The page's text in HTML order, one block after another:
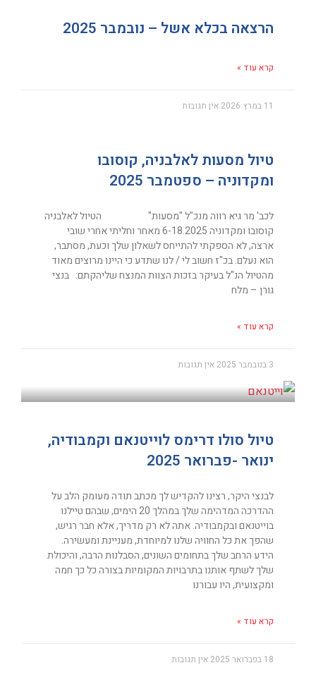
הרצאה בכלא אשל – נובמבר 2025
קרא עוד »
11 במרץ 2026 אין תגובות
טיול מסעות לאלבניה, קוסובו
ומקדוניה – ספטמבר 2025
לכב' מר גיא רווה מנכ"ל "מסעות" הטיול לאלבניה
קוסובו ומקדוניה 6-18.2025 מאחר וחליתי אחרי שובי
ארצה, לא הספקתי להתייחס לשאלון שלך וכעת, מסתבר,
הוא נעלם. בכ"ז חשוב לי / לנו שתדע כי היינו מרוצים מאוד
מהטיול הנ"ל בעיקר בזכות הצוות המנצח שליהקתם: בנצי
גורן – מלח
קרא עוד »
3 בנובמבר 2025 אין תגובות
טיול סולו דרימס לוייטנאם וקמבודיה,
ינואר -פברואר 2025
לבנצי היקר, רצינו להקדיש לך מכתב תודה מעומק הלב על
ההדרכה המדהימה שלך במהלך 20 הימים, שבהם טיילנו
בוייטנאם ובקמבודיה. אתה לא רק מדריך, אלא חבר רגיש,
שהפך את כל החוויה שלנו למיוחדת, מעניינת ומעשירה.
הידע הרחב שלך בתחומים השונים, הסבלנות הרבה, והיכולת
שלך לשתף אותנו בתרבויות המקומיות בצורה כל כך חמה
ומקצועית, היו עבורנו
קרא עוד »
18 בפברואר 2025 אין תגובות